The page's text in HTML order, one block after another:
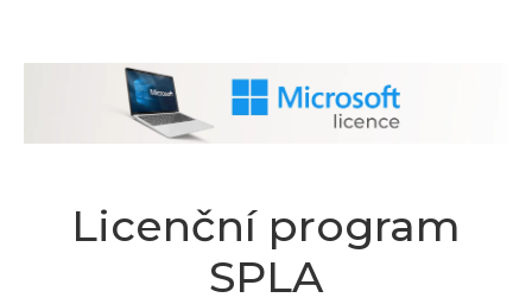
Licenční program
SPLA